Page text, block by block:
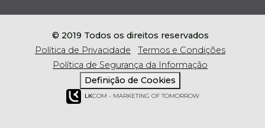
© 2019 Todos os direitos reservados
Política de Privacidade
Termos e Condições
Política de Segurança da Informação
Definição de Cookies
LKCOM - MARKETING OF TOMORROW